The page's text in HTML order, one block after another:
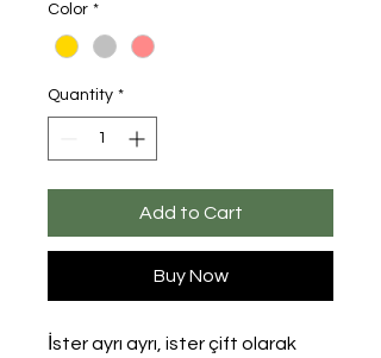
Color *
Quantity *
Add to Cart
Buy Now
İster ayrı ayrı, ister çift olarak